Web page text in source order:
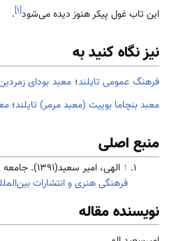
این تاب غول پیکر هنوز دیده می‌شود[۱]
.
نیز نگاه کنید به
فرهنگ عمومی تایلند؛ معبد بودای
معبد بنچاما بوپیت (معبد مرمر) تایلند؛
منبع اصلی
↑ الهی، امیر سعید(1391). جامعه و فرهنگ
فرهنگی هنری و انتشارات
نویسنده مقاله